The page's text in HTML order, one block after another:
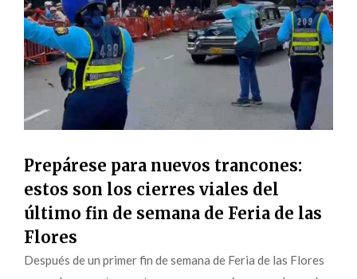
Prepárese para nuevos trancones:
estos son los cierres viales del
último fin de semana de Feria de las
Flores
Después de un primer fin de semana de Feria de las Flores